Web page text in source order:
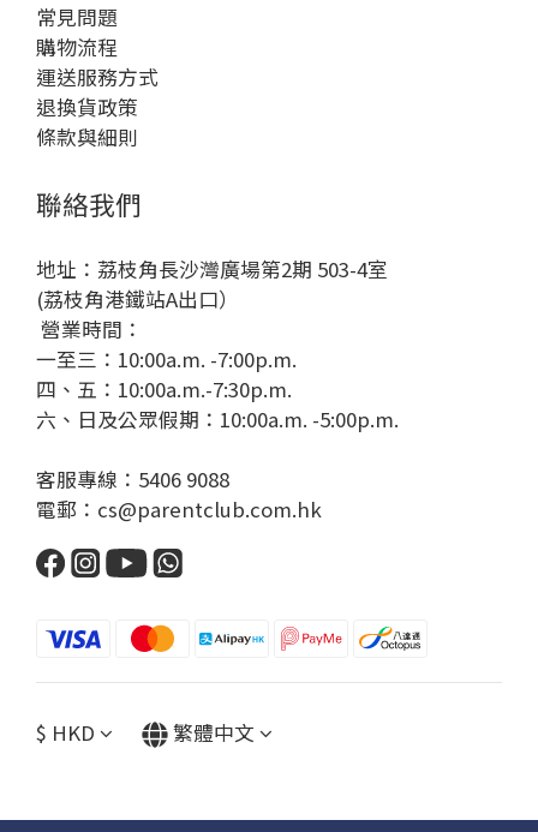
常見問題
購物流程
運送服務方式
退換貨政策
條款與細則
聯絡我們
地址：荔枝角長沙灣廣場第2期 503-4室
(荔枝角港鐵站A出口）
營業時間：
一至三：10:00a.m. -7:00p.m.
四、五：10:00a.m.-7:30p.m.
六、日及公眾假期：10:00a.m. -5:00p.m.
客服專線：5406 9088
電郵：cs@parentclub.com.hk
$ HKD 繁體中文